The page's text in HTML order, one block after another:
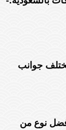
جوانب
نوع من